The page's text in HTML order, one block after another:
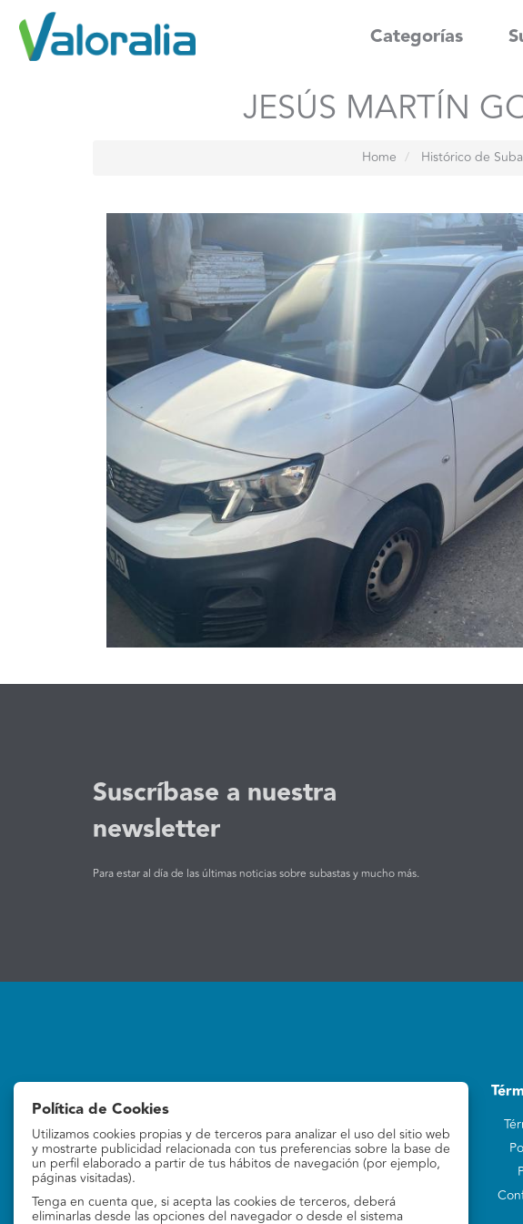
Categorías
JESÚS MARTÍN
Home Histórico de
Suscríbase a nuestra
newsletter
Para estar al día de las últimas noticias sobre subastas y mucho más.
Subastas online
Quiénes Somos
Contacto
Política de Cookies
Utilizamos cookies propias y de terceros para analizar el uso del sitio web
y mostrarte publicidad relacionada con tus preferencias sobre la base de
un perfil elaborado a partir de tus hábitos de navegación (por ejemplo,
páginas visitadas).
Tenga en cuenta que, si acepta las cookies de terceros, deberá
eliminarlas desde las opciones del navegador o desde el sistema